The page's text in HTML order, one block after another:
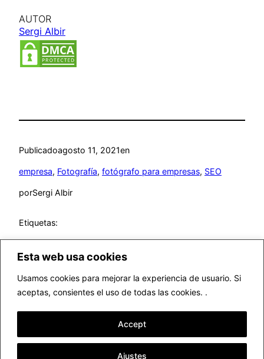
Esta web usa cookies
Usamos cookies para mejorar la experiencia de usuario. Si
aceptas, consientes el uso de todas las cookies. .
Ajustes
Accept
AUTOR
Sergi Albir
Publicadoagosto 11, 2021en
empresa, Fotografía, fotógrafo para empresas, SEO
porSergi Albir
Etiquetas:
Funciona gracias aWordPress